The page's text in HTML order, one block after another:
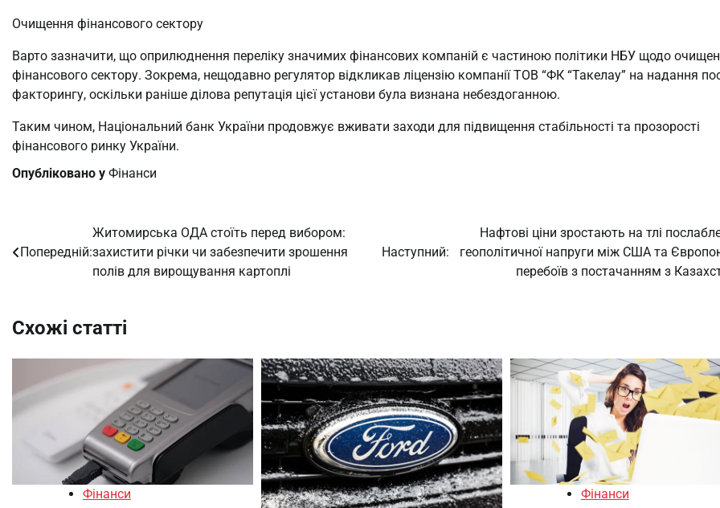
Очищення фінансового сектору
Варто зазначити, що оприлюднення переліку значимих фінансових компаній є частиною політики НБУ щодо
фінансового сектору. Зокрема, нещодавно регулятор відкликав ліцензію компанії ТОВ “ФК “Такелау” на надання
факторингу, оскільки раніше ділова репутація цієї установи була визнана небездоганною.
Таким чином, Національний банк України продовжує вживати заходи для підвищення стабільності та прозорості
фінансового ринку України.
Опубліковано у Фінанси
Навігація
записів
Попередній:
Житомирська ОДА стоїть перед вибором:
захистити річки чи забезпечити зрошення
полів для вирощування картоплі
Наступний:
Нафтові ціни зростають на тлі
геополітичної напруги між США та
перебоїв з постачанням з
Схожі статті
Фінанси Фінанси